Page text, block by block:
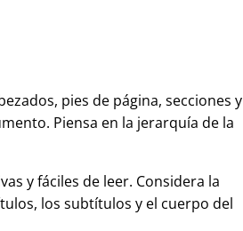
pies de página, secciones y
Piensa en la jerarquía de la
y fáciles de leer. Considera la
los subtítulos y el cuerpo del